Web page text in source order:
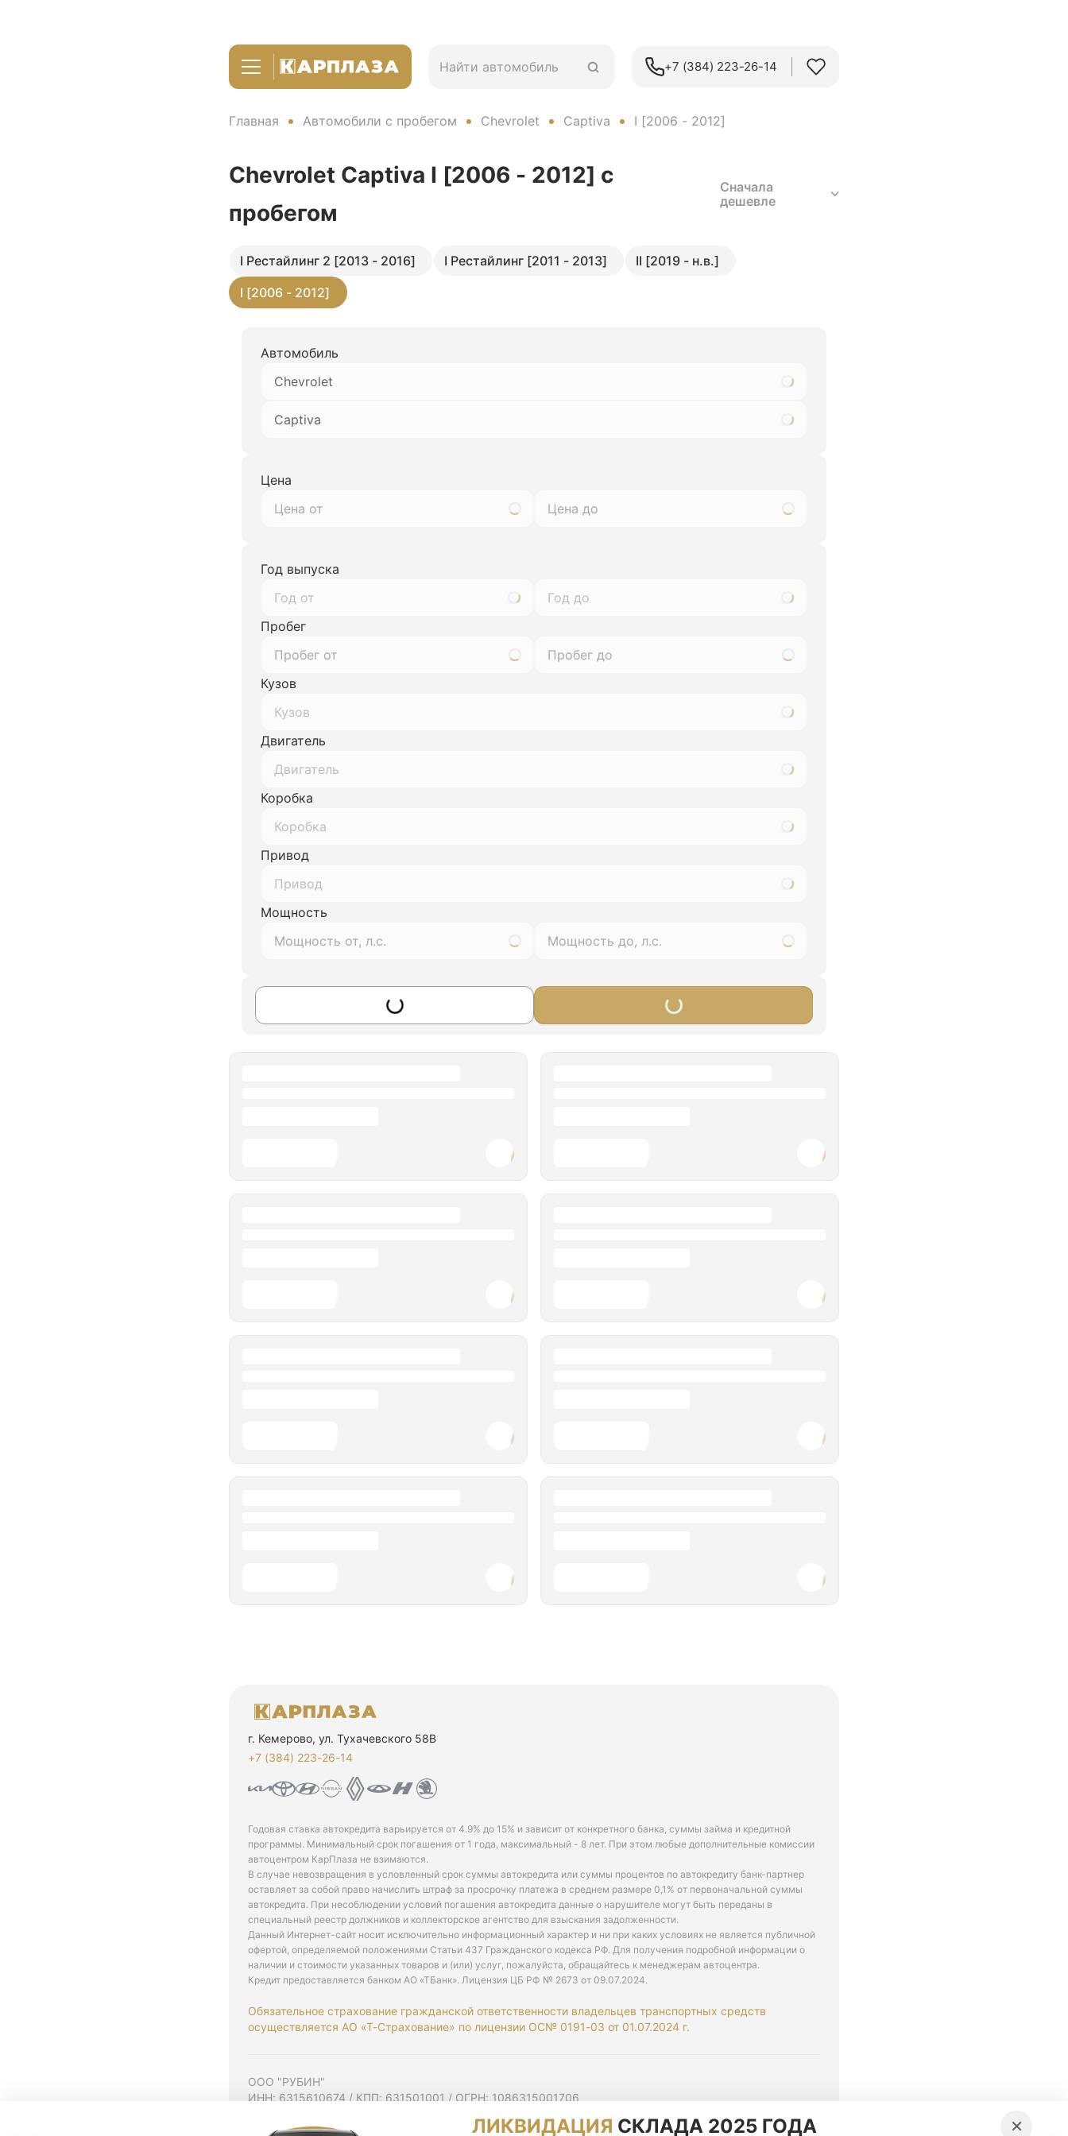
+7 (384) 223-26-14‬
Главная Автомобили с пробегом Chevrolet Captiva I [2006 - 2012]
Chevrolet Captiva I [2006 - 2012] с
пробегом
Сначала
дешевле
I Рестайлинг 2 [2013 - 2016] I Рестайлинг [2011 - 2013]
II [2019 - н.в.]
I [2006 - 2012]
Автомобиль
Chevrolet
Captiva
Цена
Год выпуска
Год от
Год до
Пробег
Кузов
Кузов
Двигатель
Двигатель
Коробка
Коробка
Привод
Привод
Мощность
г. Кемерово, ул. Тухачевского 58В
+7 (384) 223-26-14‬
Годовая ставка автокредита варьируется от 4.9% до 15% и зависит от конкретного банка, суммы займа и кредитной
программы. Минимальный срок погашения от 1 года, максимальный - 8 лет. При этом любые дополнительные комиссии
автоцентром КарПлаза не взимаются.
В случае невозвращения в условленный срок суммы автокредита или суммы процентов по автокредиту банк-партнер
оставляет за собой право начислить штраф за просрочку платежа в среднем размере 0,1% от первоначальной суммы
автокредита. При несоблюдении условий погашения автокредита данные о нарушителе могут быть переданы в
специальный реестр должников и коллекторское агентство для взыскания задолженности.
Данный Интернет-сайт носит исключительно информационный характер и ни при каких условиях не является публичной
офертой, определяемой положениями Статьи 437 Гражданского кодекса РФ. Для получения подробной информации о
наличии и стоимости указанных товаров и (или) услуг, пожалуйста, обращайтесь к менеджерам автоцентра.
Кредит предоставляется банком АО «ТБанк». Лицензия ЦБ РФ № 2673 от 09.07.2024.
Обязательное страхование гражданской ответственности владельцев транспортных средств
осуществляется АО «Т-Страхование» по лицензии ОС№ 0191-03 от 01.07.2024 г.
ООО "РУБИН"
ИНН: 6315610674 / КПП: 631501001 / ОГРН: 1086315001706
ЛИКВИДАЦИЯ СКЛАДА 2025 ГОДА ×